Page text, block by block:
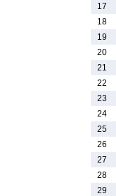
17
18
19
20
21
22
23
24
25
26
27
28
29